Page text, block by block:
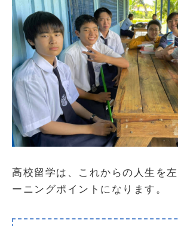
高校留学は、これからの人生を
ーニングポイントになります。